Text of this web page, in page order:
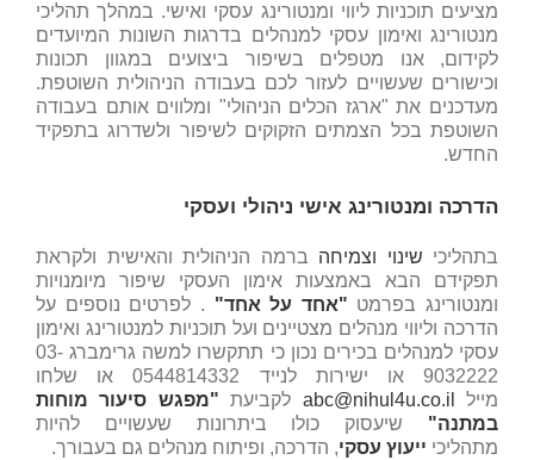
מציעים תוכניות ליווי ומנטורינג עסקי ואישי. במהלך תהליכי
מנטורינג ואימון עסקי למנהלים בדרגות השונות המיועדים
לקידום, אנו מטפלים בשיפור ביצועים במגוון תכונות
וכישורים שעשויים לעזור לכם בעבודה הניהולית השוטפת.
מעדכנים את "ארגז הכלים הניהולי" ומלווים אותם בעבודה
השוטפת בכל הצמתים הזקוקים לשיפור ולשדרוג בתפקיד
החדש.
הדרכה ומנטורינג אישי ניהולי ועסקי
בתהליכי שינוי וצמיחה ברמה הניהולית והאישית ולקראת
תפקידם הבא באמצעות אימון העסקי שיפור מיומנויות
ומנטורינג בפרמט "אחד על אחד" . לפרטים נוספים על
הדרכה וליווי מנהלים מצטיינים ועל תוכניות למנטורינג ואימון
עסקי למנהלים בכירים נכון כי תתקשרו למשה גרימברג 03-
9032222 או ישירות לנייד 0544814332 או שלחו
מייל
abc@nihul4u.co.il לקביעת "מפגש סיעור מוחות
במתנה" שיעסוק כולו ביתרונות שעשויים להיות
מתהליכי ייעוץ עסקי, הדרכה, ופיתוח מנהלים גם בעבורך.